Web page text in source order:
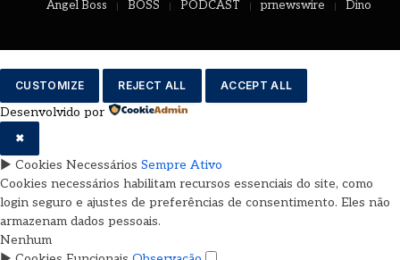
Angel Boss BOSS PODCAST prnewswire Dino
CUSTOMIZE REJECT ALL ACCEPT ALL
Desenvolvido por
✖
► Cookies Necessários Sempre Ativo
Cookies necessários habilitam recursos essenciais do site, como
login seguro e ajustes de preferências de consentimento. Eles não
armazenam dados pessoais.
Nenhum